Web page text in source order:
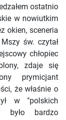
ostatnio
w nowiutkim
okien, sceneria
św. czytał
chłopiec
zdaje się
prymicjant
że właśnie o
w "polskich
było bardzo